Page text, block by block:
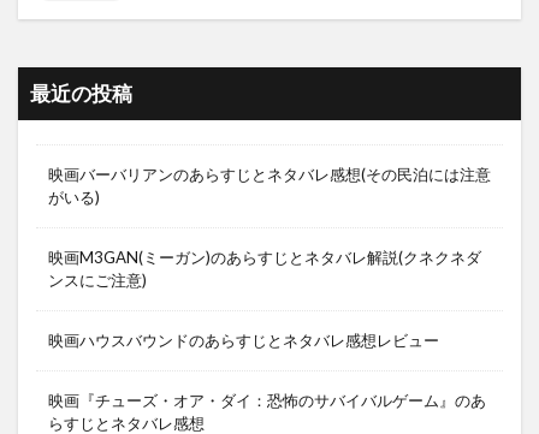
最近の投稿
映画バーバリアンのあらすじとネタバレ感想(その民泊には注意
がいる)
映画M3GAN(ミーガン)のあらすじとネタバレ解説(クネクネダ
ンスにご注意)
映画ハウスバウンドのあらすじとネタバレ感想レビュー
映画『チューズ・オア・ダイ：恐怖のサバイバルゲーム』のあ
らすじとネタバレ感想